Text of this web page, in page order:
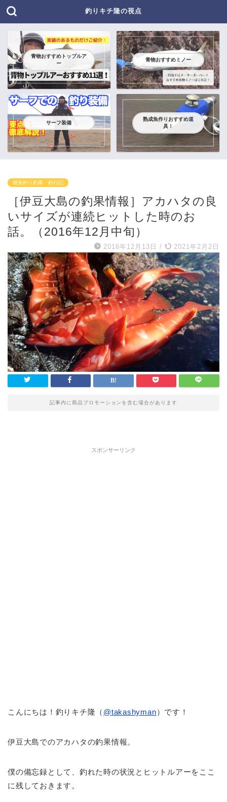
釣りキチ隆の視点
青物おすすめトップルア
ー
青物おすすめミノー
サーフ装備
熟成魚作りおすすめ道
具！
根魚釣り釣果・釣行記
［伊豆大島の釣果情報］アカハタの良
いサイズが連続ヒットした時のお
話。（2016年12月中旬）
2016年12月13日 / 2021年2月2日
記事内に商品プロモーションを含む場合があります
スポンサーリンク
こんにちは！釣りキチ隆（ @takashyman）です！
伊豆大島でのアカハタの釣果情報。
僕の備忘録として、釣れた時の状況とヒットルアーをここ
に残しておきます。